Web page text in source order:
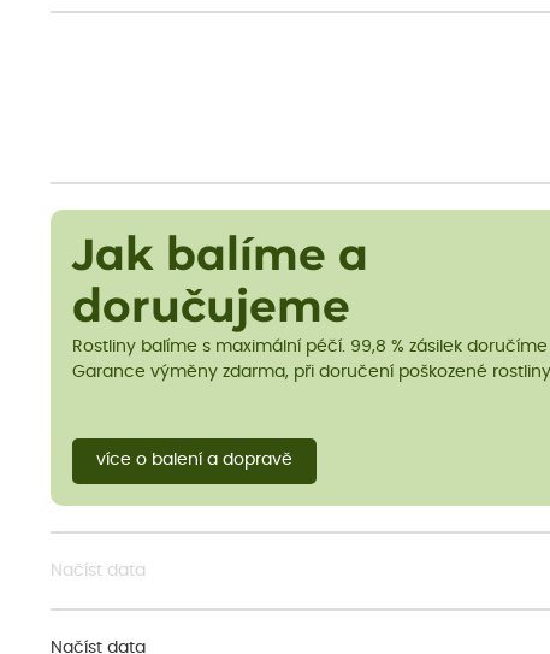
Jak balíme a
doručujeme
Rostliny balíme s maximální péčí. 99,8 % zásilek
Garance výměny zdarma, při doručení poškozené
více o balení a dopravě
Načíst data
Načíst data